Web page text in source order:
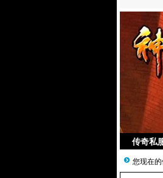
传奇私
您现在的